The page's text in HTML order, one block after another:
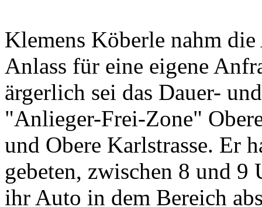
Klemens Köberle nahm
Anlass für eine eigene
ärgerlich sei das Dauer-
"Anlieger-Frei-Zone"
und Obere Karlstrasse. Er
gebeten, zwischen 8 und 9
ihr Auto in dem Bereich